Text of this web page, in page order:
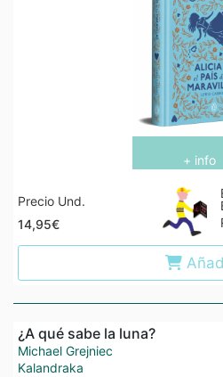
+ info
Precio Und.
14,95€
¿A qué sabe la luna?
Michael Grejniec
Kalandraka